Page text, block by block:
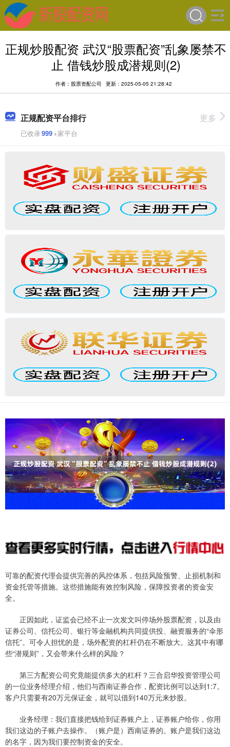
正规炒股配资 武汉“股票配资”乱象屡禁不
止 借钱炒股成潜规则(2)
作者：股票资配公司 更新：2025-05-05 21:28:42
正规配资平台排行
已收录999+家平台
更多
可靠的配资代理会提供完善的风控体系，包括风险预警、止损机制和
资金托管等措施。这些措施能有效控制风险，保障投资者的资金安
全。
正因如此，证监会已经不止一次发文叫停场外股票配资，以及由
证券公司、信托公司、银行等金融机构共同提供投、融资服务的“伞形
信托”。可令人担忧的是，场外配资的杠杆仍在不断放大。这其中有哪
些“潜规则”，又会带来什么样的风险？
第三方配资公司究竟能提供多大的杠杆？三合启华投资管理公司
的一位业务经理介绍，他们与西南证券合作，配资比例可以达到1:7。
客户只需要有20万元保证金，就可以借到140万元来炒股。
业务经理：我们直接把钱给到证券账户上，证券账户给你，你用
我们这边的子账户去操作。（账户是）西南证券的。账户是我们这边
的名字，因为我们要控制资金的安全。